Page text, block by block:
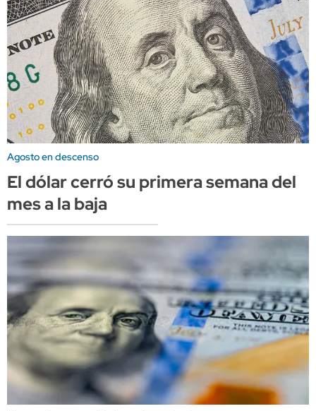
Agosto en descenso
El dólar cerró su primera semana del
mes a la baja